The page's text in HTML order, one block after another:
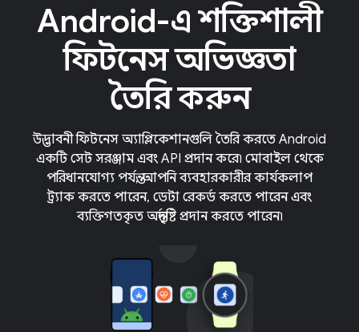
Android-এ শক্তিশালী
ফিটনেস অভিজ্ঞতা
তৈরি করুন
উদ্ভাবনী ফিটনেস অ্যাপ্লিকেশানগুলি তৈরি করতে Android
একটি সেট সরঞ্জাম এবং API প্রদান করে৷ মোবাইল থেকে
পরিধানযোগ্য পর্যন্ত, আপনি ব্যবহারকারীর কার্যকলাপ
ট্র্যাক করতে পারেন, ডেটা রেকর্ড করতে পারেন এবং
ব্যক্তিগতকৃত অন্তর্দৃষ্টি প্রদান করতে পারেন৷